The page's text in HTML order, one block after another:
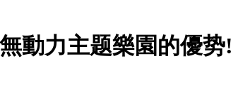
動力主题樂園的優势!